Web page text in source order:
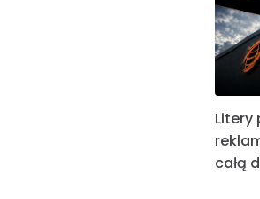
Litery
całą